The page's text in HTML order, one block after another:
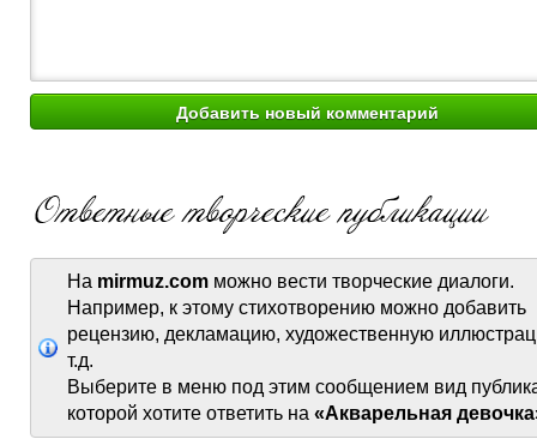
На mirmuz.com можно вести творческие диалоги.
Например, к этому стихотворению можно добавить
рецензию, декламацию, художественную
т.д.
Выберите в меню под этим сообщением вид
которой хотите ответить на «Акварельная